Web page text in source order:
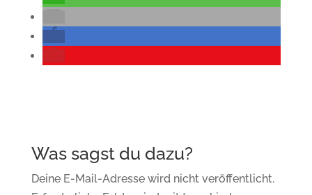
Deine E-Mail-Adresse wird nicht veröffentlicht.